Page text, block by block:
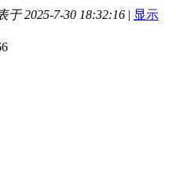
于 2025-7-30 18:32:16 | 显示